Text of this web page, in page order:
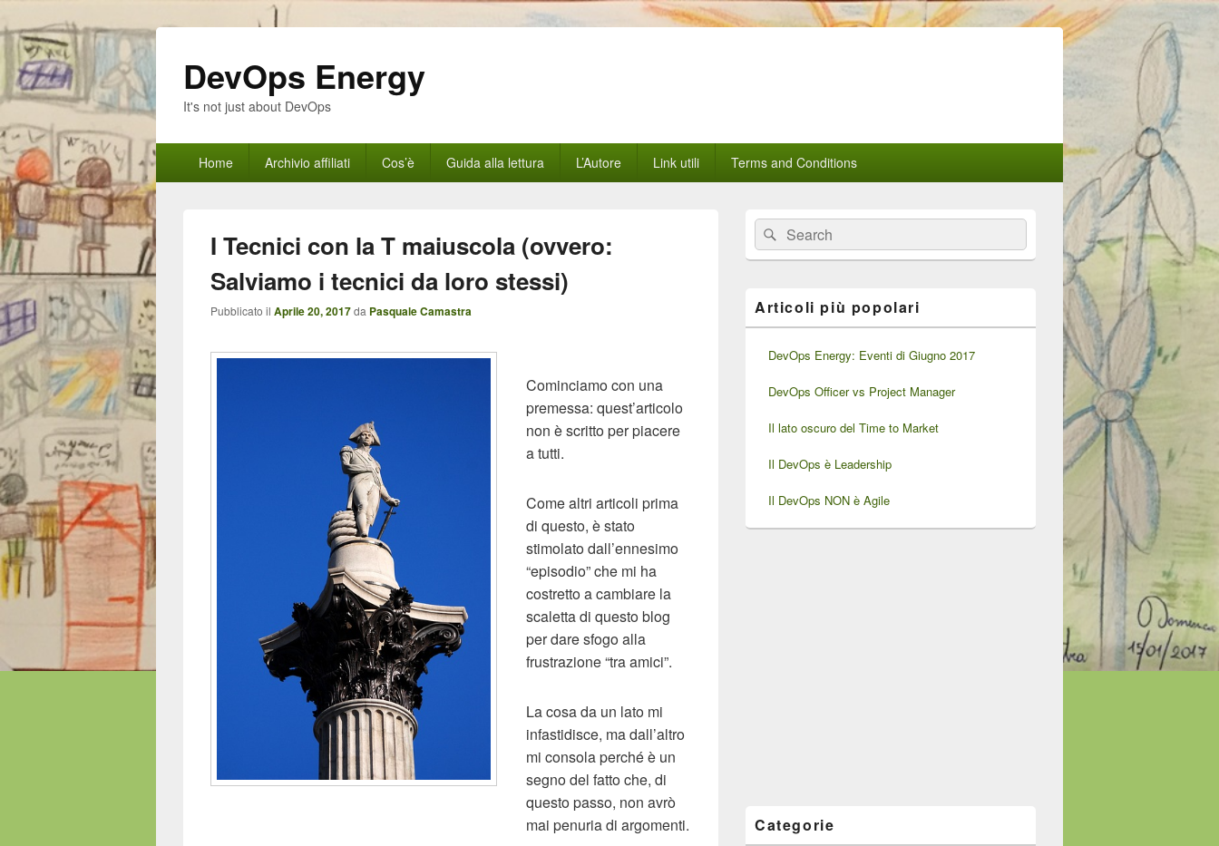
DevOps Energy
It's not just about DevOps
Menu
principaleHome Archivio affiliati Cos’è Guida alla lettura L’Autore Link utili Terms and Conditions
I Tecnici con la T maiuscola (ovvero:
Salviamo i tecnici da loro stessi)
Pubblicato il Aprile 20, 2017da Pasquale Camastra
Cominciamo con una
premessa: quest’articolo
non è scritto per piacere
a tutti.
Come altri articoli prima
di questo, è stato
stimolato dall’ennesimo
“episodio” che mi ha
costretto a cambiare la
scaletta di questo blog
per dare sfogo alla
frustrazione “tra amici”.
La cosa da un lato mi
infastidisce, ma dall’altro
mi consola perché è un
segno del fatto che, di
questo passo, non avrò
mai penuria di argomenti.
Area
widget
barra
laterale
Cerca:Cerca
Articoli più popolari
DevOps Energy: Eventi di Giugno 2017
DevOps Officer vs Project Manager
Il lato oscuro del Time to Market
Il DevOps è Leadership
Il DevOps NON è Agile
Categorie